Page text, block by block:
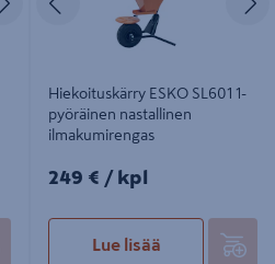
Hiekoituskärry ESKO SL601 1-
pyöräinen nastallinen
ilmakumirengas
249€/kpl
249 € / kpl
Lue lisää